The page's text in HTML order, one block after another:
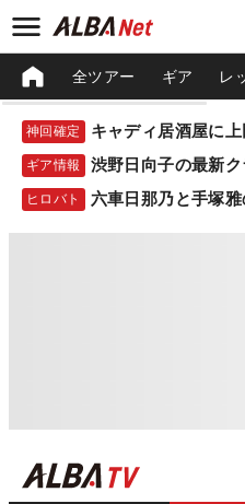
全ツアー ギア レ
神回確定 キャディ居酒屋に
ギア情報 渋野日向子の最新
ヒロバト 六車日那乃と手塚雅